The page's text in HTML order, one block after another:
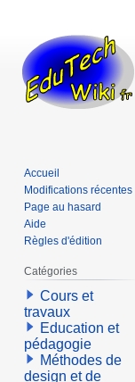
Accueil
Modifications récentes
Page au hasard
Aide
Règles d'édition
Catégories
Cours et
travaux
Education et
pédagogie
Méthodes de
design et de